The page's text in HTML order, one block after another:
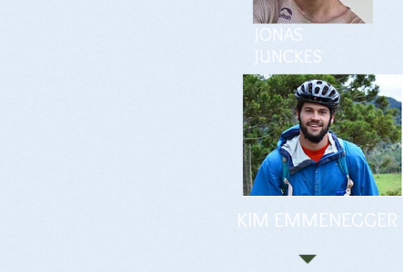
JONAS
JUNCKES
KIM EMMENEGGER